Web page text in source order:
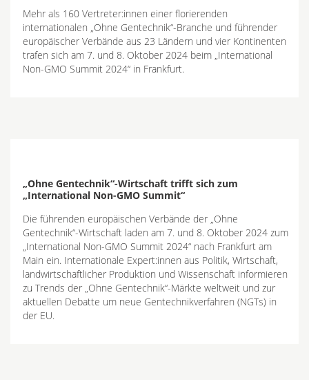
Mehr als 160 Vertreter:innen einer florierenden
internationalen „Ohne Gentechnik“-Branche und führender
europäischer Verbände aus 23 Ländern und vier Kontinenten
trafen sich am 7. und 8. Oktober 2024 beim „International
Non-GMO Summit 2024“ in Frankfurt.
„Ohne Gentechnik“-Wirtschaft trifft sich zum
„International Non-GMO Summit“
Die führenden europäischen Verbände der „Ohne
Gentechnik“-Wirtschaft laden am 7. und 8. Oktober 2024 zum
„International Non-GMO Summit 2024“ nach Frankfurt am
Main ein. Internationale Expert:innen aus Politik, Wirtschaft,
landwirtschaftlicher Produktion und Wissenschaft informieren
zu Trends der „Ohne Gentechnik“-Märkte weltweit und zur
aktuellen Debatte um neue Gentechnikverfahren (NGTs) in
der EU.